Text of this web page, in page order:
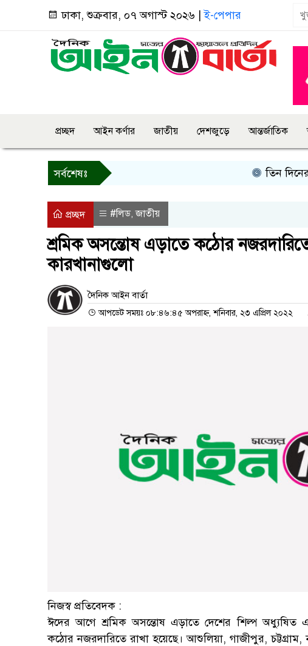
ঢাকা, শুক্রবার, ০৭ অগাস্ট ২০২৬ |ই-পেপার
প্রচ্ছদ আইন কর্ণার জাতীয় দেশজুড়ে আন্তর্জাতিক
সর্বশেষঃ তিন দিনের
প্রচ্ছদ #লিড,জাতীয়
শ্রমিক অসন্তোষ এড়াতে কঠোর
কারখানাগুলো
দৈনিক আইন বার্তা
আপডেট সময়ঃ ০৮:৪৬:৪৫ অপরাহ্ন, শনিবার, ২৩ এপ্রিল ২০২২
নিজস্ব প্রতিবেদক :
ঈদের আগে শ্রমিক অসন্তোষ এড়াতে দেশের শিল্প অধ্যুষিত
কঠোর নজরদারিতে রাখা হয়েছে। আশুলিয়া, গাজীপুর,